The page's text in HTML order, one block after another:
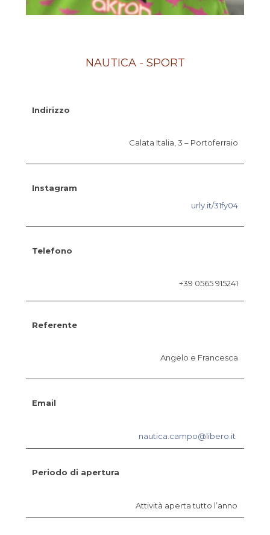
NAUTICA - SPORT
Indirizzo
Calata Italia, 3 – Portoferraio
Instagram
urly.it/31fy04
Telefono
+39 0565 915241
Referente
Angelo e Francesca
Email
nautica.campo@libero.it
Periodo di apertura
Attività aperta tutto l’anno